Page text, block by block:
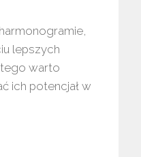
lepszych
warto
ich potencjał w